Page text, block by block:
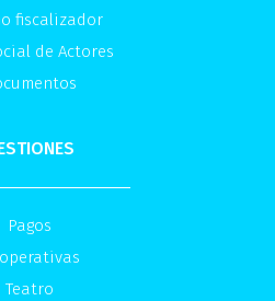
fiscalizador
de Actores
Pagos
Teatro